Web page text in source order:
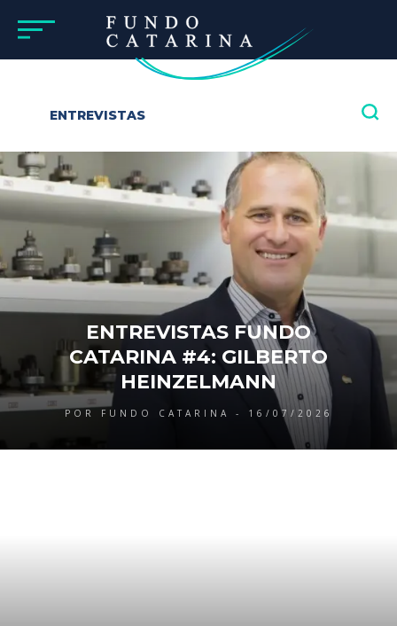
ENTREVISTAS
ENTREVISTAS FUNDO
CATARINA #4: GILBERTO
HEINZELMANN
POR FUNDO CATARINA - 16/07/2026